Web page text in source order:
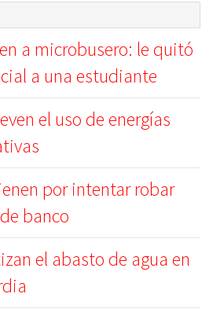
a microbusero: le quitó
a una estudiante
el uso de energías
por intentar robar
banco
el abasto de agua en